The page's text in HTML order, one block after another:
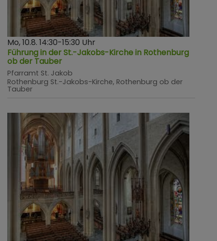
Mo, 10.8. 14:30-15:30 Uhr
Führung in der St.-Jakobs-Kirche in Rothenburg
ob der Tauber
Pfarramt St. Jakob
Rothenburg St.-Jakobs-Kirche, Rothenburg ob der
Tauber